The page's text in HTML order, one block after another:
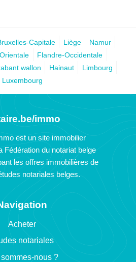
Capitale Liège
Namur
Flandre-Occidentale
wallon Hainaut
Limbourg
Luxembourg
immo
est un site immobilier
Fédération du notariat belge
les offres immobilières de
notariales belges.
Acheter
notariales
nous ?